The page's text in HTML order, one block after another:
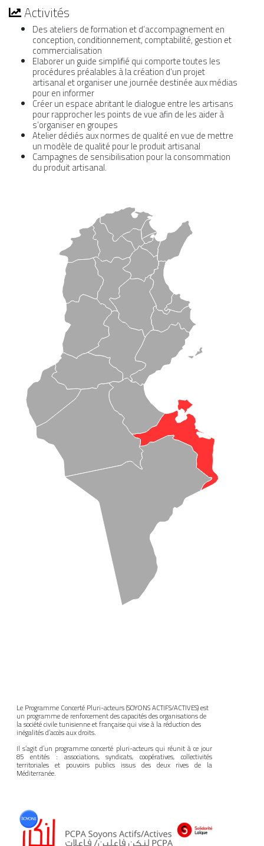
Activités
Des ateliers de formation et d’accompagnement en
conception, conditionnement, comptabilité, gestion et
commercialisation
Elaborer un guide simplifié qui comporte toutes les
procédures préalables à la création d’un projet
artisanal et organiser une journée destinée aux médias
pour en informer
Créer un espace abritant le dialogue entre les artisans
pour rapprocher les points de vue afin de les aider à
s’organiser en groupes
Atelier dédiés aux normes de qualité en vue de mettre
un modèle de qualité pour le produit artisanal
Campagnes de sensibilisation pour la consommation
du produit artisanal.
Le Programme Concerté Pluri-acteurs (SOYONS ACTIFS/ACTIVES) est
un programme de renforcement des capacités des organisations de
la société civile tunisienne et française qui vise à la réduction des
inégalités d’accès aux droits.
Il s’agit d’un programme concerté pluri-acteurs qui réunit à ce jour
85 entités : associations, syndicats, coopératives, collectivités
territoriales et pouvoirs publics issus des deux rives de la
Méditerranée.